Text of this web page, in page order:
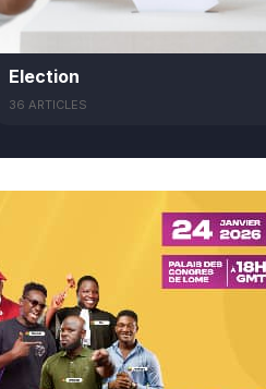
Election
36 ARTICLES